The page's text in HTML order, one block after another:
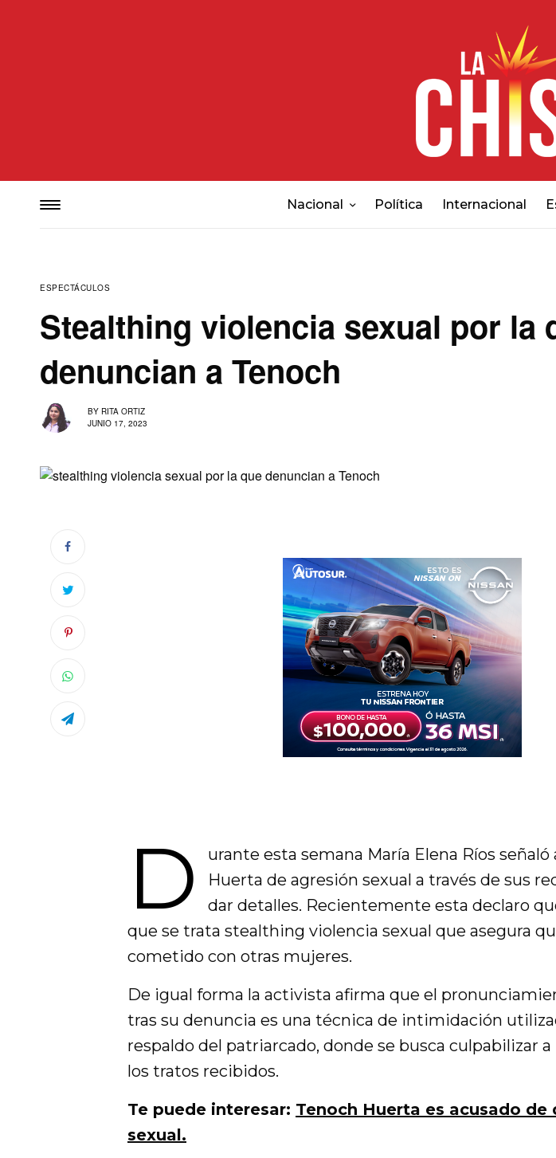
Nacional Política Internacional
ESPECTÁCULOS
Stealthing violencia sexual por la
denuncian a Tenoch
BY RITA ORTIZ
JUNIO 17, 2023
D
urante esta semana María Elena Ríos señaló
Huerta de agresión sexual a través de sus
dar detalles. Recientemente esta declaro
que se trata stealthing violencia sexual que asegura
cometido con otras mujeres.
De igual forma la activista afirma que el
tras su denuncia es una técnica de intimidación
respaldo del patriarcado, donde se busca culpabilizar
los tratos recibidos.
Te puede interesar: Tenoch Huerta es acusado de
sexual.